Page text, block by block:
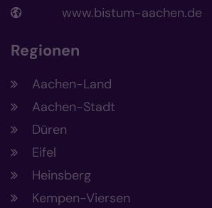
www.bistum-aachen.de
Regionen
Aachen-Land
Aachen-Stadt
Düren
Eifel
Heinsberg
Kempen-Viersen